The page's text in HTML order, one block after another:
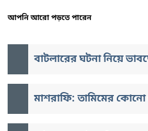
আপনি আরো পড়তে পারেন
বাটলারের ঘটনা নিয়ে
মাশরাফি: তামিমের কোনো